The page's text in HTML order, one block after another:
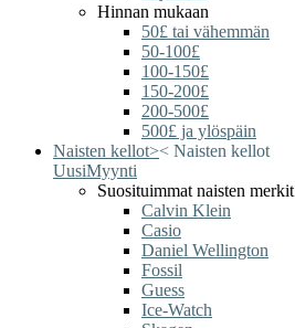
Hinnan mukaan
50£ tai vähemmän
50-100£
100-150£
150-200£
200-500£
500£ ja ylöspäin
Naisten kellot>< Naisten kellot
UusiMyynti
Suosituimmat naisten merkit
Calvin Klein
Casio
Daniel Wellington
Fossil
Guess
Ice-Watch